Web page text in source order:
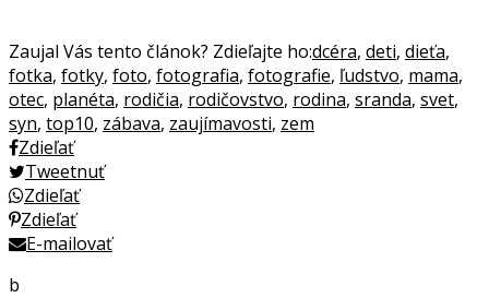
Zaujal Vás tento článok? Zdieľajte ho:dcéra, deti, dieťa,
fotka, fotky, foto, fotografia, fotografie, ľudstvo, mama,
otec, planéta, rodičia, rodičovstvo, rodina, sranda, svet,
syn, top10, zábava, zaujímavosti, zem
Zdieľať
Tweetnuť
Zdieľať
Zdieľať
E-mailovať
b